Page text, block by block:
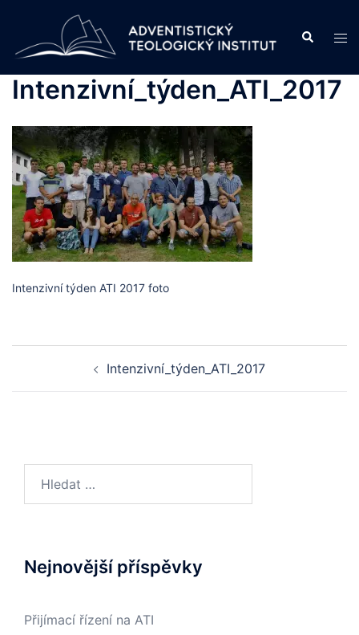
content
Search
Intenzivní_týden_ATI_2017
Intenzivní týden ATI 2017 foto
navigationIntenzivní_týden_ATI_2017
Nejnovější příspěvky
Přijímací řízení na ATI